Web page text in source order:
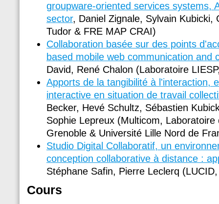
groupware-oriented services systems,
sector, Daniel Zignale, Sylvain Kubicki,
Tudor & FRE MAP CRAI)
Collaboration basée sur des points
based mobile web communication and
David, René Chalon (Laboratoire
Apports de la tangibilité à l'interaction,
interactive en situation de travail
Becker, Hevé Schultz, Sébastien
Sophie Lepreux (Multicom, Laboratoire
Grenoble & Université Lille Nord de
Studio Digital Collaboratif, un
conception collaborative à distance :
Stéphane Safin, Pierre Leclerq
Cours